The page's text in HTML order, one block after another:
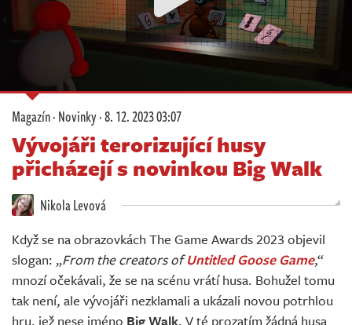
Komunita
Redakce
Živě
Magazín·Novinky·8. 12. 2023 03:07
Vývojáři terorizující husy
přicházejí s novinkou Big Walk
Nikola Levová
Když se na obrazovkách The Game Awards 2023 objevil
slogan: „From the creators ofUntitled Goose Game,“
mnozí očekávali, že se na scénu vrátí husa. Bohužel tomu
tak není, ale vývojáři nezklamali a ukázali novou potrhlou
hru, jež nese jméno Big Walk. V té prozatím žádná husa